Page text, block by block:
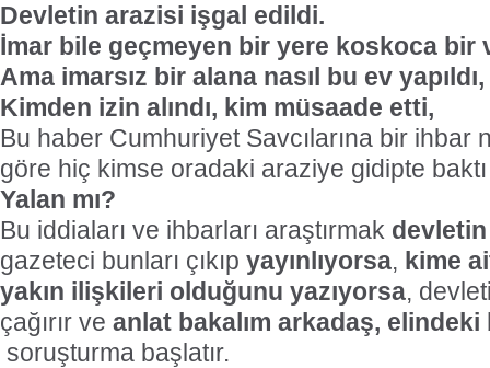
Devletin arazisi işgal edildi.
İmar bile geçmeyen bir yere koskoca bir
Ama imarsız bir alana nasıl bu ev yapıldı,
Kimden izin alındı, kim müsaade etti,
Bu haber Cumhuriyet Savcılarına bir ihbar
göre hiç kimse oradaki araziye gidipte
Yalan mı?
Bu iddiaları ve ihbarları araştırmak
gazeteci bunları çıkıp yayınlıyorsa, kime
yakın ilişkileri olduğunu yazıyorsa,
çağırır ve anlat bakalım arkadaş, elindeki
soruşturma başlatır.